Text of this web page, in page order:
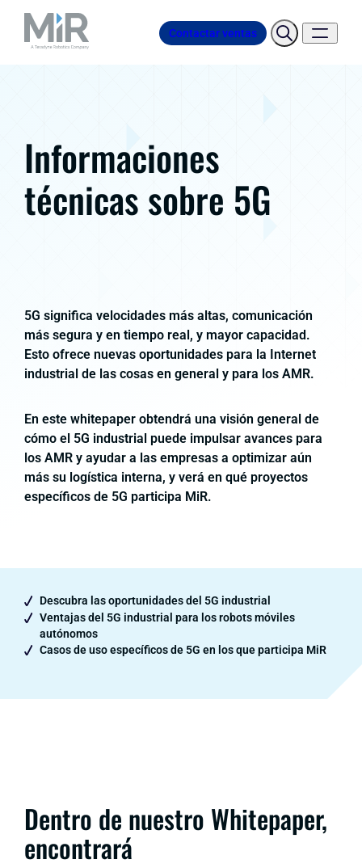
Contactar ventas
Informaciones
técnicas sobre 5G
5G significa velocidades más altas, comunicación
más segura y en tiempo real, y mayor capacidad.
Esto ofrece nuevas oportunidades para la Internet
industrial de las cosas en general y para los AMR.
En este whitepaper obtendrá una visión general de
cómo el 5G industrial puede impulsar avances para
los AMR y ayudar a las empresas a optimizar aún
más su logística interna, y verá en qué proyectos
específicos de 5G participa MiR.
Descubra las oportunidades del 5G industrial
Ventajas del 5G industrial para los robots móviles
autónomos
Casos de uso específicos de 5G en los que participa MiR
Dentro de nuestro Whitepaper,
encontrará